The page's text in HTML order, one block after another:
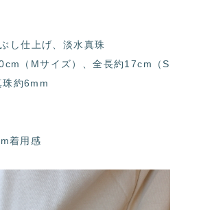
し仕上げ、淡水真珠
（Mサイズ）、全長約17cm（S
珠約6mm
着用感